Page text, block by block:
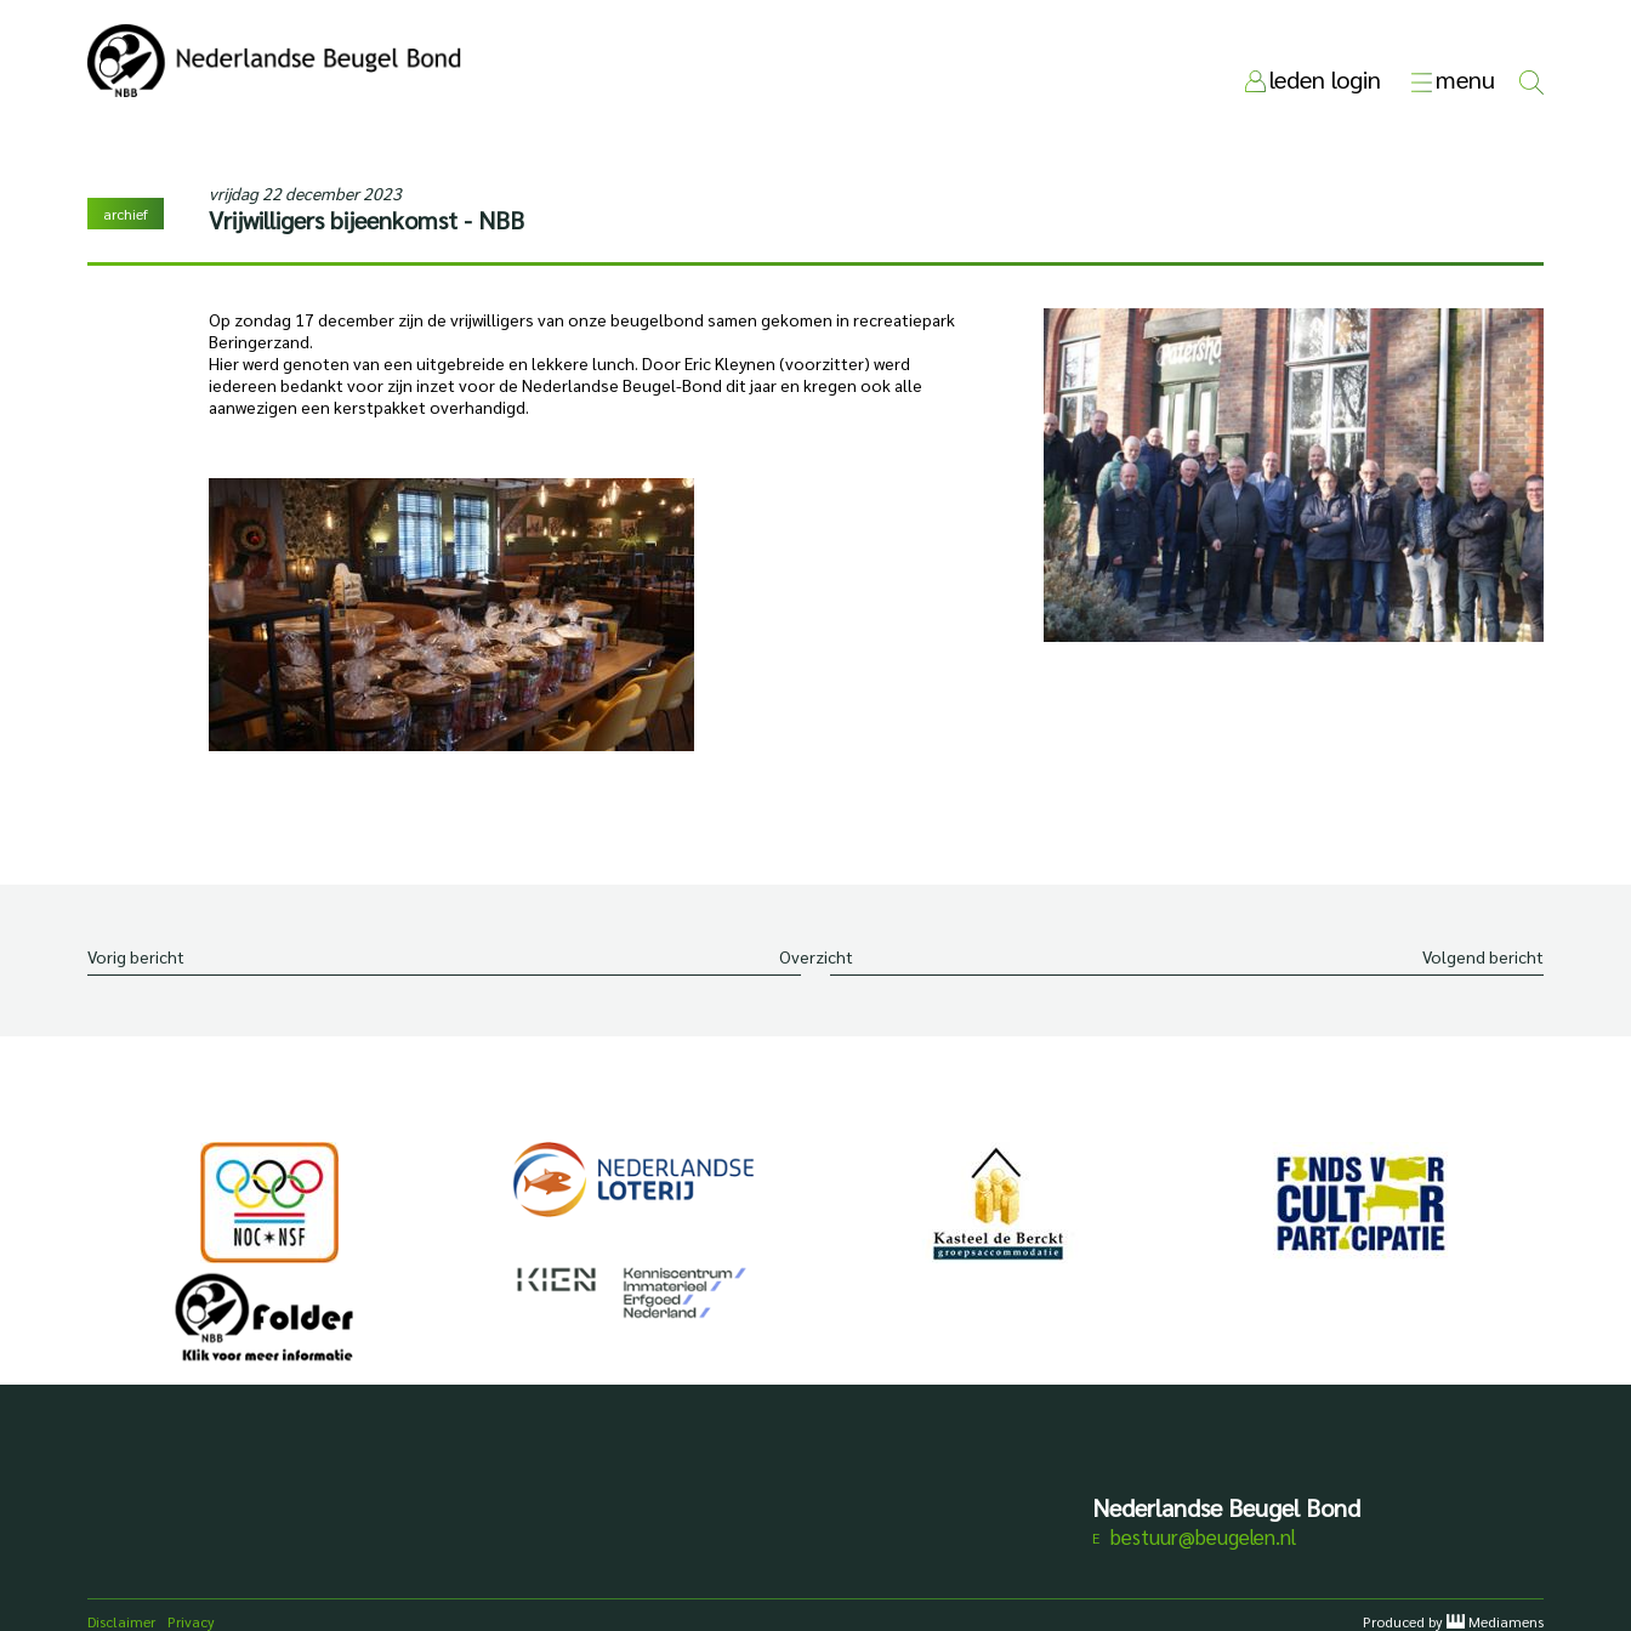
leden login menu
archief
vrijdag 22 december 2023
Vrijwilligers bijeenkomst - NBB
Op zondag 17 december zijn de vrijwilligers van onze beugelbond samen gekomen in recreatiepark
Beringerzand.
Hier werd genoten van een uitgebreide en lekkere lunch. Door Eric Kleynen (voorzitter) werd
iedereen bedankt voor zijn inzet voor de Nederlandse Beugel-Bond dit jaar en kregen ook alle
aanwezigen een kerstpakket overhandigd.
Vorig bericht Overzicht Volgend bericht
Nederlandse Beugel Bond
bestuur@beugelen.nl
Disclaimer Privacy Produced by Mediamens